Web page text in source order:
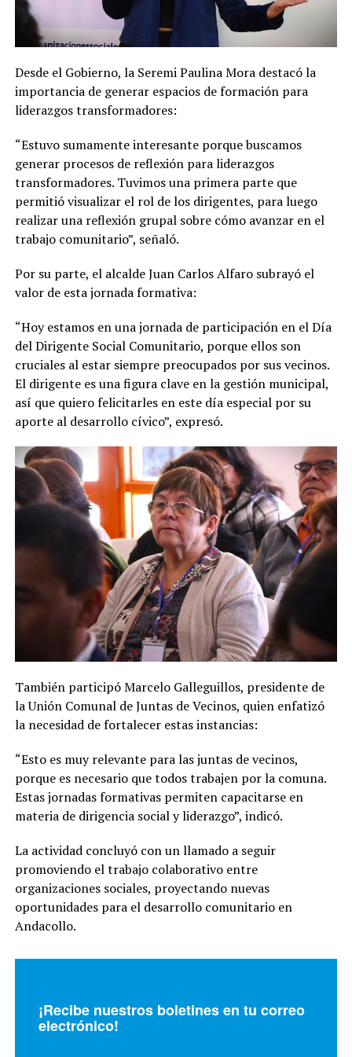
Desde el Gobierno, la Seremi Paulina Mora destacó la
importancia de generar espacios de formación para
liderazgos transformadores:
“Estuvo sumamente interesante porque buscamos
generar procesos de reflexión para liderazgos
transformadores. Tuvimos una primera parte que
permitió visualizar el rol de los dirigentes, para luego
realizar una reflexión grupal sobre cómo avanzar en el
trabajo comunitario”, señaló.
Por su parte, el alcalde Juan Carlos Alfaro subrayó el
valor de esta jornada formativa:
“Hoy estamos en una jornada de participación en el Día
del Dirigente Social Comunitario, porque ellos son
cruciales al estar siempre preocupados por sus vecinos.
El dirigente es una figura clave en la gestión municipal,
así que quiero felicitarles en este día especial por su
aporte al desarrollo cívico”, expresó.
También participó Marcelo Galleguillos, presidente de
la Unión Comunal de Juntas de Vecinos, quien enfatizó
la necesidad de fortalecer estas instancias:
“Esto es muy relevante para las juntas de vecinos,
porque es necesario que todos trabajen por la comuna.
Estas jornadas formativas permiten capacitarse en
materia de dirigencia social y liderazgo”, indicó.
La actividad concluyó con un llamado a seguir
promoviendo el trabajo colaborativo entre
organizaciones sociales, proyectando nuevas
oportunidades para el desarrollo comunitario en
Andacollo.